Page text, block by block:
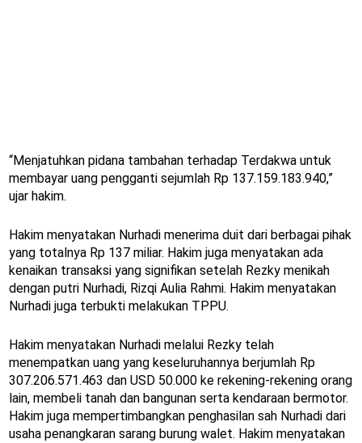
“Menjatuhkan pidana tambahan terhadap Terdakwa untuk
membayar uang pengganti sejumlah Rp 137.159.183.940,”
ujar hakim.
Hakim menyatakan Nurhadi menerima duit dari berbagai pihak
yang totalnya Rp 137 miliar. Hakim juga menyatakan ada
kenaikan transaksi yang signifikan setelah Rezky menikah
dengan putri Nurhadi, Rizqi Aulia Rahmi. Hakim menyatakan
Nurhadi juga terbukti melakukan TPPU.
Hakim menyatakan Nurhadi melalui Rezky telah
menempatkan uang yang keseluruhannya berjumlah Rp
307.206.571.463 dan USD 50.000 ke rekening-rekening orang
lain, membeli tanah dan bangunan serta kendaraan bermotor.
Hakim juga mempertimbangkan penghasilan sah Nurhadi dari
usaha penangkaran sarang burung walet. Hakim menyatakan